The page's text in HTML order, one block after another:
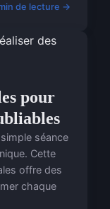
de lecture →
pour
séance
Cette
offre des
chaque